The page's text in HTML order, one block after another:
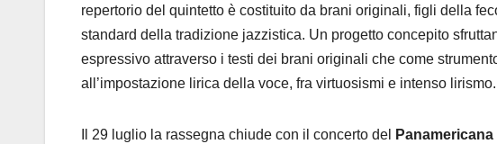
repertorio del quintetto è costituito da brani originali, figli della
standard della tradizione jazzistica. Un progetto concepito
espressivo attraverso i testi dei brani originali che come
all’impostazione lirica della voce, fra virtuosismi e intenso lirismo.
Il 29 luglio la rassegna chiude con il concerto del